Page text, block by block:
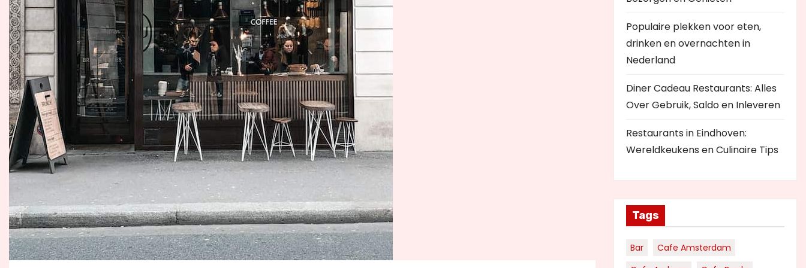
Populaire plekken voor eten,
drinken en overnachten in
Nederland
Diner Cadeau Restaurants: Alles
Over Gebruik, Saldo en Inleveren
Restaurants in Eindhoven:
Wereldkeukens en Culinaire Tips
Tags
Bar
Cafe Amsterdam